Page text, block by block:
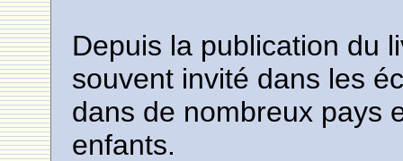
Depuis la publication du
souvent invité dans les
dans de nombreux pays
enfants.